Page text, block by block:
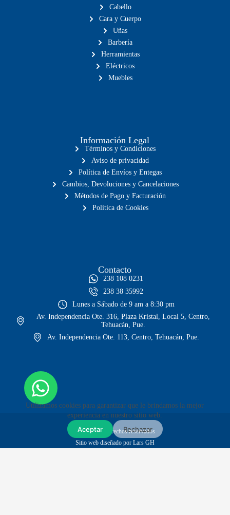
Utilizamos cookies para garantizar que le brindamos la mejor
experiencia en nuestro sitio web.
Aceptar Rechazar
Cabello
Cara y Cuerpo
Uñas
Barbería
Herramientas
Eléctricos
Muebles
Información Legal
Términos y Condiciones
Aviso de privacidad
Política de Envíos y Entegas
Cambios, Devoluciones y Cancelaciones
Métodos de Pago y Facturación
Política de Cookies
Contacto
238 108 0231
238 38 35992
Lunes a Sábado de 9 am a 8:30 pm
Av. Independencia Ote. 316, Plaza Kristal, Local 5, Centro,
Tehuacán, Pue.
Av. Independencia Ote. 113, Centro, Tehuacán, Pue.
© Todos los derechos reservados
Sitio web diseñado por Lars GH